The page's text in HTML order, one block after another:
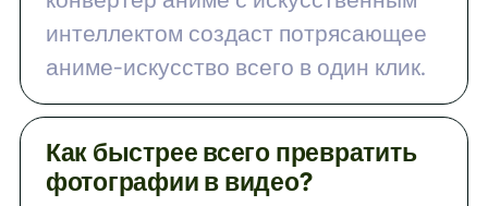
интеллектом создаст потрясающее
аниме-искусство всего в один клик.
Как быстрее всего превратить
фотографии в видео?